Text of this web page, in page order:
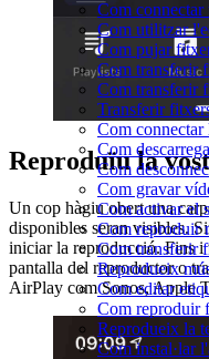
Com connectar
Com utilitzar
Com pujar
Com transferir
Com transferir
Transferir
Com
Com
Com
Com gravar
Com activar el
Com reproduir
Com transferir
Reprodueix
Com editar
Com reproduir
Reprodueix la
Com instal·lar
Reproduïu la
Un cop hàgiu obert una
disponibles seran visibles.
iniciar la reproducció. Fins i
pantalla del reproductor o
AirPlay com Sonos, Apple